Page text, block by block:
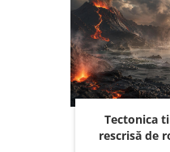
Tectonica
rescrisă de